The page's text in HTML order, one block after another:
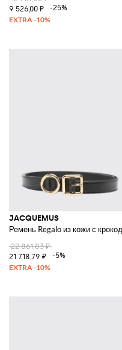
9 526,00 ₽
-25%
JACQUEMUS
Ремень Regalo из кожи с
22 861,83 ₽
21 718,79 ₽
-5%